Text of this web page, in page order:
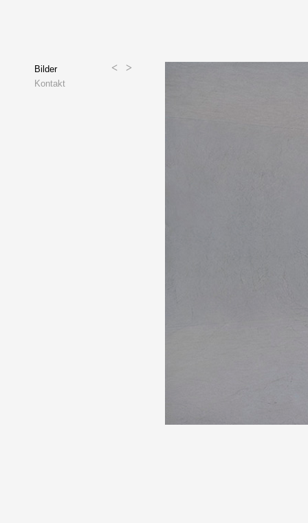
Bilder
Kontakt
< >